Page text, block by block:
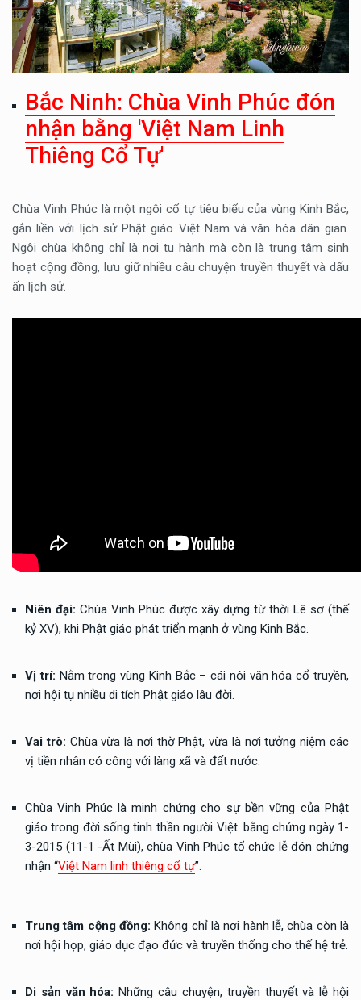
Bắc Ninh: Chùa Vinh Phúc đón
nhận bằng 'Việt Nam Linh
Thiêng Cổ Tự'
Chùa Vinh Phúc là một ngôi cổ tự tiêu biểu của vùng Kinh Bắc,
gắn liền với lịch sử Phật giáo Việt Nam và văn hóa dân gian.
Ngôi chùa không chỉ là nơi tu hành mà còn là trung tâm sinh
hoạt cộng đồng, lưu giữ nhiều câu chuyện truyền thuyết và dấu
ấn lịch sử.
Niên đại: Chùa Vinh Phúc được xây dựng từ thời Lê sơ (thế
kỷ XV), khi Phật giáo phát triển mạnh ở vùng Kinh Bắc.
Vị trí: Nằm trong vùng Kinh Bắc – cái nôi văn hóa cổ truyền,
nơi hội tụ nhiều di tích Phật giáo lâu đời.
Vai trò: Chùa vừa là nơi thờ Phật, vừa là nơi tưởng niệm các
vị tiền nhân có công với làng xã và đất nước.
Chùa Vinh Phúc là minh chứng cho sự bền vững của Phật
giáo trong đời sống tinh thần người Việt. bằng chứng ngày 1-
3-2015 (11-1 -Ất Mùi), chùa Vinh Phúc tổ chức lễ đón chứng
nhận “Việt Nam linh thiêng cổ tự”.
Trung tâm cộng đồng: Không chỉ là nơi hành lễ, chùa còn là
nơi hội họp, giáo dục đạo đức và truyền thống cho thế hệ trẻ.
Di sản văn hóa: Những câu chuyện, truyền thuyết và lễ hội